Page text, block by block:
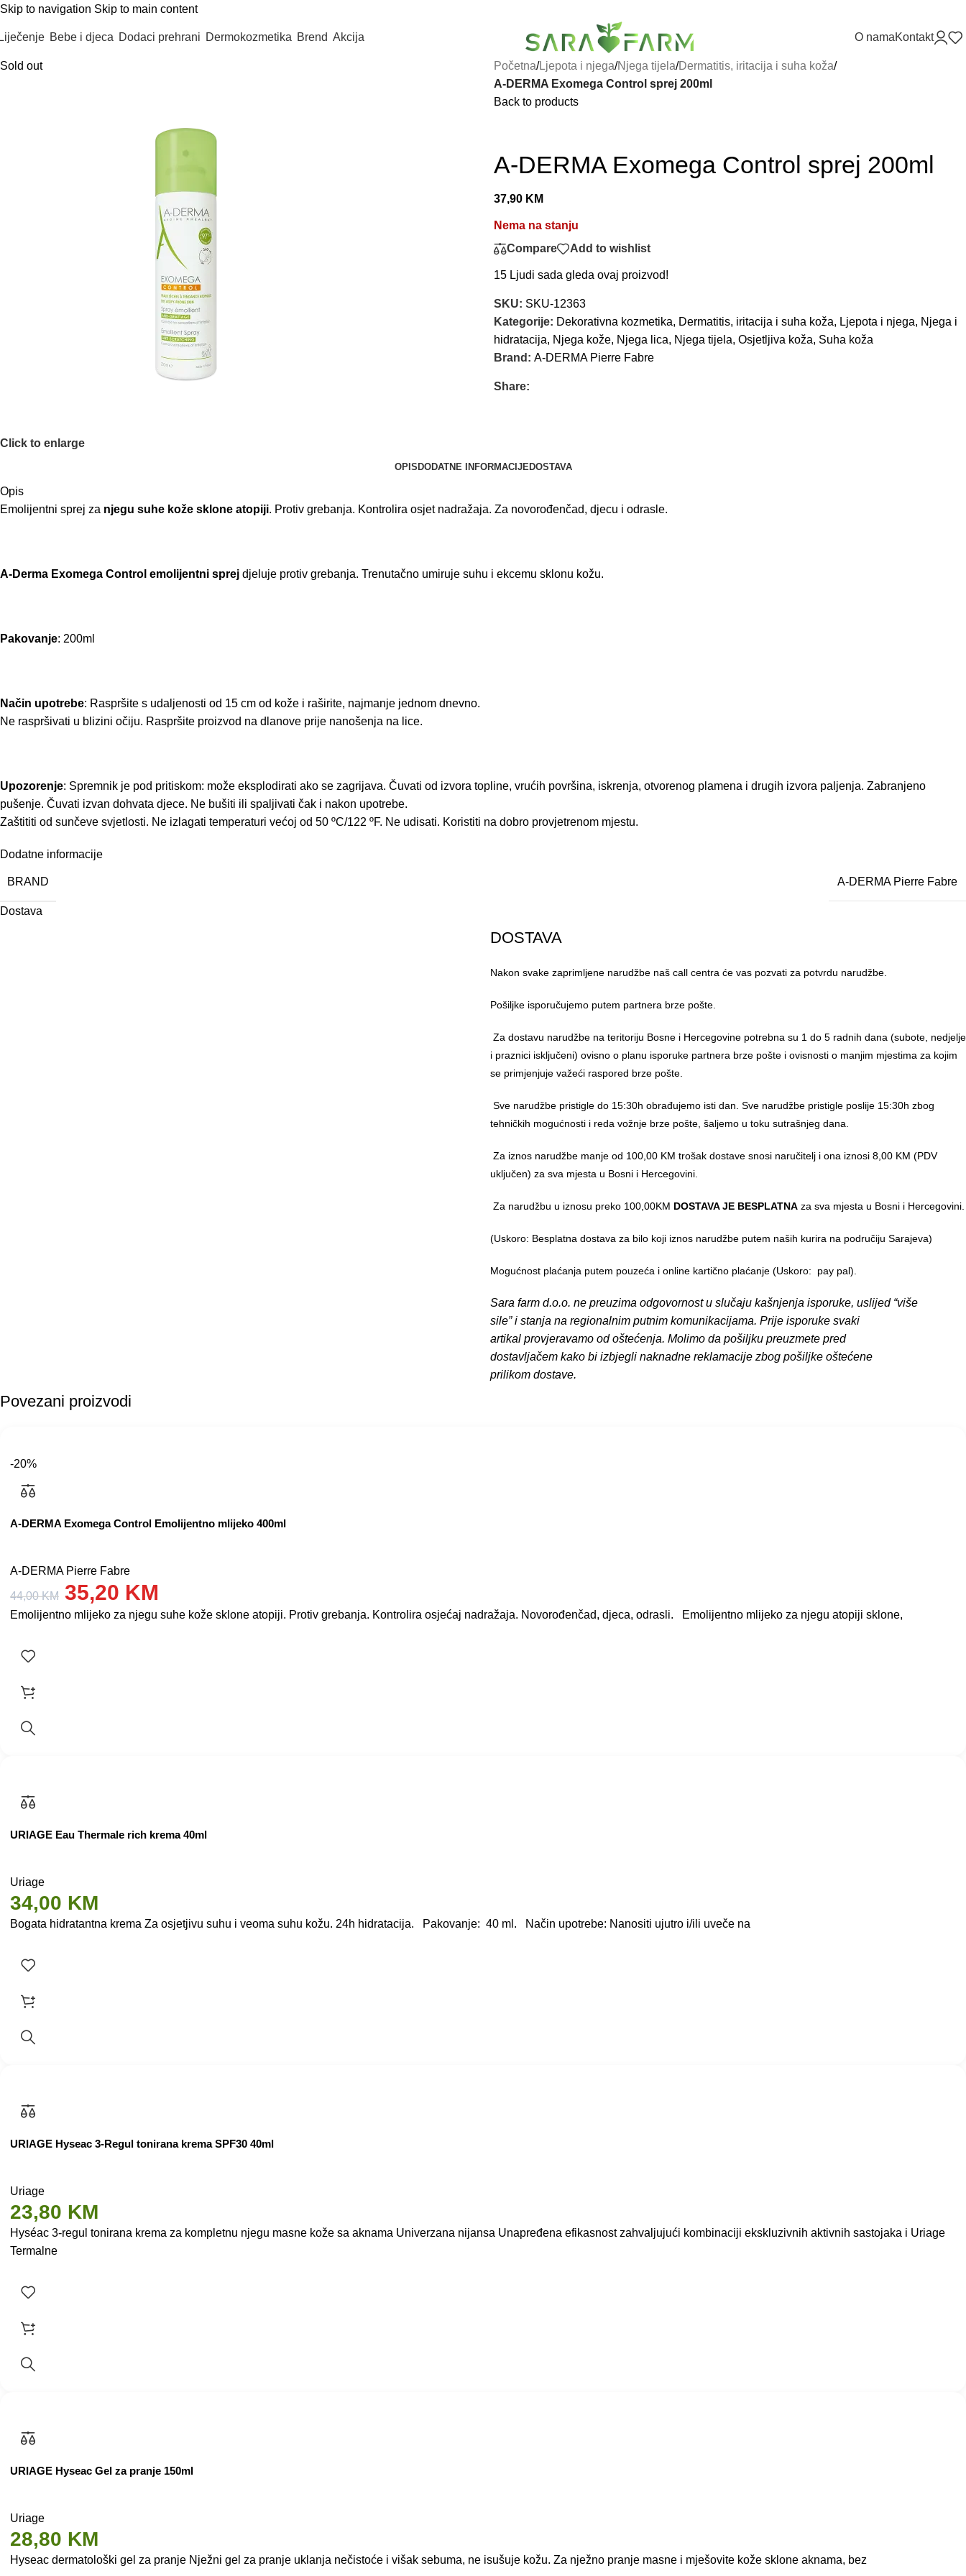
Skip to navigation Skip to main content
Bebe i djeca Dodaci prehrani Dermokozmetika Brend Akcija O namaKontakt
Sold out
Click to enlarge
Početna/Ljepota i njega/Njega tijela/Dermatitis, iritacija i suha koža/
A-DERMA Exomega Control sprej 200ml
Back to products
A-DERMA Exomega Control sprej 200ml
37,90 KM
Nema na stanju
Compare
Add to wishlist
15 Ljudi sada gleda ovaj proizvod!
SKU: SKU-12363
Kategorije: Dekorativna kozmetika, Dermatitis, iritacija i suha koža, Ljepota i njega, Njega i
hidratacija, Njega kože, Njega lica, Njega tijela, Osjetljiva koža, Suha koža
Brand: A-DERMA Pierre Fabre
Share:
OPISDODATNE INFORMACIJEDOSTAVA
Opis
Emolijentni sprej za njegu suhe kože sklone atopiji. Protiv grebanja. Kontrolira osjet nadražaja. Za novorođenčad, djecu i odrasle.
A-Derma Exomega Control emolijentni sprej djeluje protiv grebanja. Trenutačno umiruje suhu i ekcemu sklonu kožu.
Pakovanje: 200ml
Način upotrebe: Raspršite s udaljenosti od 15 cm od kože i raširite, najmanje jednom dnevno.
Ne raspršivati u blizini očiju. Raspršite proizvod na dlanove prije nanošenja na lice.
Upozorenje: Spremnik je pod pritiskom: može eksplodirati ako se zagrijava. Čuvati od izvora topline, vrućih površina, iskrenja, otvorenog plamena i drugih izvora paljenja. Zabranjeno
pušenje. Čuvati izvan dohvata djece. Ne bušiti ili spaljivati čak i nakon upotrebe.
Zaštititi od sunčeve svjetlosti. Ne izlagati temperaturi većoj od 50 ºC/122 ºF. Ne udisati. Koristiti na dobro provjetrenom mjestu.
Dodatne informacije
BRAND A-DERMA Pierre Fabre
Dostava
DOSTAVA
Nakon svake zaprimljene narudžbe naš call centra će vas pozvati za potvrdu narudžbe.
Pošiljke isporučujemo putem partnera brze pošte.
Za dostavu narudžbe na teritoriju Bosne i Hercegovine potrebna su 1 do 5 radnih dana (subote, nedjelje
i praznici isključeni) ovisno o planu isporuke partnera brze pošte i ovisnosti o manjim mjestima za kojim
se primjenjuje važeći raspored brze pošte.
Sve narudžbe pristigle do 15:30h obrađujemo isti dan. Sve narudžbe pristigle poslije 15:30h zbog
tehničkih mogućnosti i reda vožnje brze pošte, šaljemo u toku sutrašnjeg dana.
Za iznos narudžbe manje od 100,00 KM trošak dostave snosi naručitelj i ona iznosi 8,00 KM (PDV
uključen) za sva mjesta u Bosni i Hercegovini.
Za narudžbu u iznosu preko 100,00KM DOSTAVA JE BESPLATNA za sva mjesta u Bosni i Hercegovini.
(Uskoro: Besplatna dostava za bilo koji iznos narudžbe putem naših kurira na područiju Sarajeva)
Mogućnost plaćanja putem pouzeća i online kartično plaćanje (Uskoro: pay pal).
Sara farm d.o.o. ne preuzima odgovornost u slučaju kašnjenja isporuke, uslijed “više
sile” i stanja na regionalnim putnim komunikacijama. Prije isporuke svaki
artikal provjeravamo od oštećenja. Molimo da pošiljku preuzmete pred
dostavljačem kako bi izbjegli naknadne reklamacije zbog pošiljke oštećene
prilikom dostave.
Povezani proizvodi
-20%
A-DERMA Exomega Control Emolijentno mlijeko 400ml
A-DERMA Pierre Fabre
44,00KM 35,20 KM
Emolijentno mlijeko za njegu suhe kože sklone atopiji. Protiv grebanja. Kontrolira osjećaj nadražaja. Novorođenčad, djeca, odrasli. Emolijentno mlijeko za njegu atopiji sklone,
URIAGE Eau Thermale rich krema 40ml
Uriage
34,00 KM
Bogata hidratantna krema Za osjetjivu suhu i veoma suhu kožu. 24h hidratacija. Pakovanje: 40 ml. Način upotrebe: Nanositi ujutro i/ili uveče na
URIAGE Hyseac 3-Regul tonirana krema SPF30 40ml
Uriage
23,80 KM
Hyséac 3-regul tonirana krema za kompletnu njegu masne kože sa aknama Univerzana nijansa Unapređena efikasnost zahvaljujući kombinaciji ekskluzivnih aktivnih sastojaka i Uriage
Termalne
URIAGE Hyseac Gel za pranje 150ml
Uriage
28,80 KM
Hyseac dermatološki gel za pranje Nježni gel za pranje uklanja nečistoće i višak sebuma, ne isušuje kožu. Za nježno pranje masne i mješovite kože sklone aknama, bez